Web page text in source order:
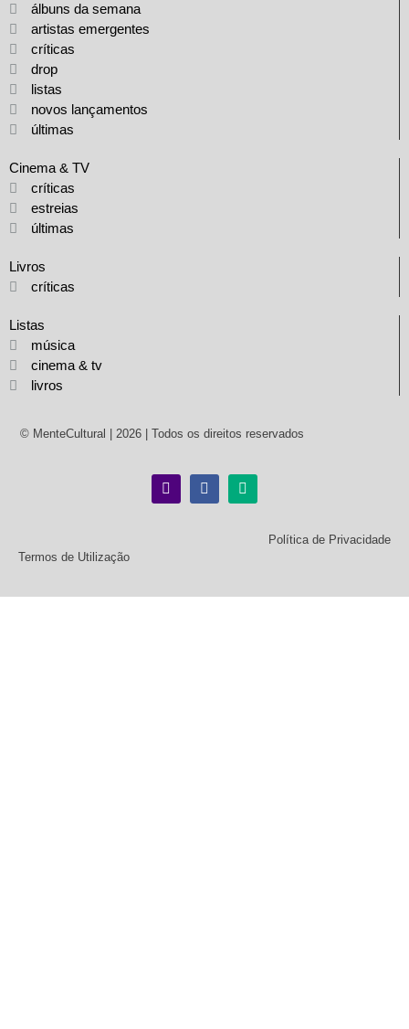
álbuns da semana
artistas emergentes
críticas
drop
listas
novos lançamentos
últimas
Cinema & TV
críticas
estreias
últimas
Livros
críticas
Listas
música
cinema & tv
livros
© MenteCultural | 2026 | Todos os direitos reservados
Política de Privacidade
Termos de Utilização